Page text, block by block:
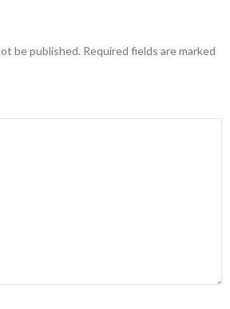
be published. Required fields are marked